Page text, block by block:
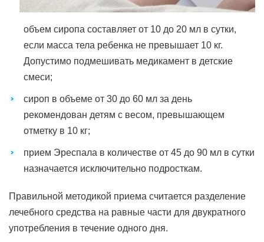
объем сиропа составляет от 10 до 20 мл в сутки,
если масса тела ребенка не превышает 10 кг.
Допустимо подмешивать медикамент в детские
смеси;
сироп в объеме от 30 до 60 мл за день
рекомендован детям с весом, превышающем
отметку в 10 кг;
прием Эреспала в количестве от 45 до 90 мл в сутки
назначается исключительно подросткам.
Правильной методикой приема считается разделение
лечебного средства на равные части для двукратного
употребления в течение одного дня.